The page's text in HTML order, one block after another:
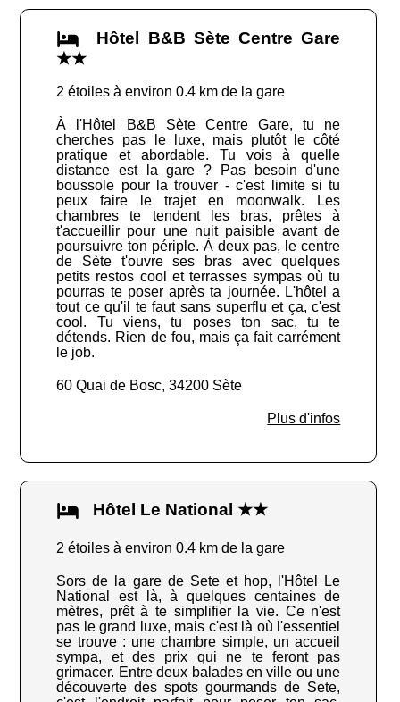
Hôtel B&B Sète Centre Gare
★★
2 étoiles à environ 0.4 km de la gare
À l'Hôtel B&B Sète Centre Gare, tu ne
cherches pas le luxe, mais plutôt le côté
pratique et abordable. Tu vois à quelle
distance est la gare ? Pas besoin d'une
boussole pour la trouver - c'est limite si tu
peux faire le trajet en moonwalk. Les
chambres te tendent les bras, prêtes à
t'accueillir pour une nuit paisible avant de
poursuivre ton périple. À deux pas, le centre
de Sète t'ouvre ses bras avec quelques
petits restos cool et terrasses sympas où tu
pourras te poser après ta journée. L'hôtel a
tout ce qu'il te faut sans superflu et ça, c'est
cool. Tu viens, tu poses ton sac, tu te
détends. Rien de fou, mais ça fait carrément
le job.
60 Quai de Bosc, 34200 Sète
Plus d'infos
Hôtel Le National ★★
2 étoiles à environ 0.4 km de la gare
Sors de la gare de Sete et hop, l'Hôtel Le
National est là, à quelques centaines de
mètres, prêt à te simplifier la vie. Ce n'est
pas le grand luxe, mais c'est là où l'essentiel
se trouve : une chambre simple, un accueil
sympa, et des prix qui ne te feront pas
grimacer. Entre deux balades en ville ou une
découverte des spots gourmands de Sete,